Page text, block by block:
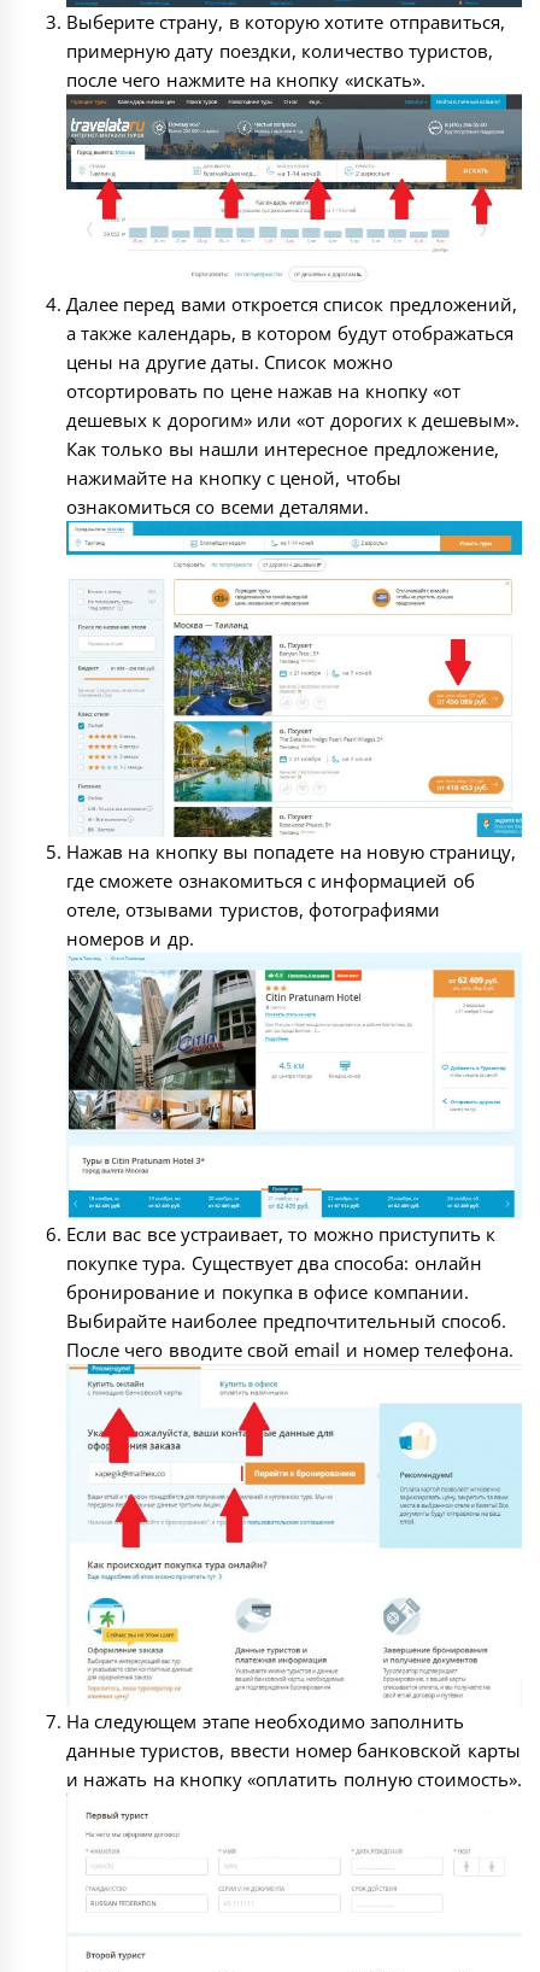
Выберите страну, в которую хотите отправиться,
примерную дату поездки, количество туристов,
после чего нажмите на кнопку «искать».
Далее перед вами откроется список предложений,
а также календарь, в котором будут отображаться
цены на другие даты. Список можно
отсортировать по цене нажав на кнопку «от
дешевых к дорогим» или «от дорогих к дешевым».
Как только вы нашли интересное предложение,
нажимайте на кнопку с ценой, чтобы
ознакомиться со всеми деталями.
Нажав на кнопку вы попадете на новую страницу,
где сможете ознакомиться с информацией об
отеле, отзывами туристов, фотографиями
номеров и др.
Если вас все устраивает, то можно приступить к
покупке тура. Существует два способа: онлайн
бронирование и покупка в офисе компании.
Выбирайте наиболее предпочтительный способ.
После чего вводите свой email и номер телефона.
На следующем этапе необходимо заполнить
данные туристов, ввести номер банковской карты
и нажать на кнопку «оплатить полную стоимость».